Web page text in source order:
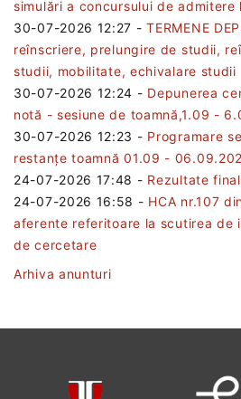
simulări a concursului de admitere
30-07-2026 12:27 -TERMENE
reînscriere, prelungire de studii,
studii, mobilitate, echivalare studii
30-07-2026 12:24 - Depunerea
notă - sesiune de toamnă,1.09 -
30-07-2026 12:23 - Programare
restanțe toamnă 01.09 -
24-07-2026 17:48 - Rezultate
24-07-2026 16:58 - HCA nr.107
aferente referitoare la scutirea de
de cercetare
Arhiva anunturi